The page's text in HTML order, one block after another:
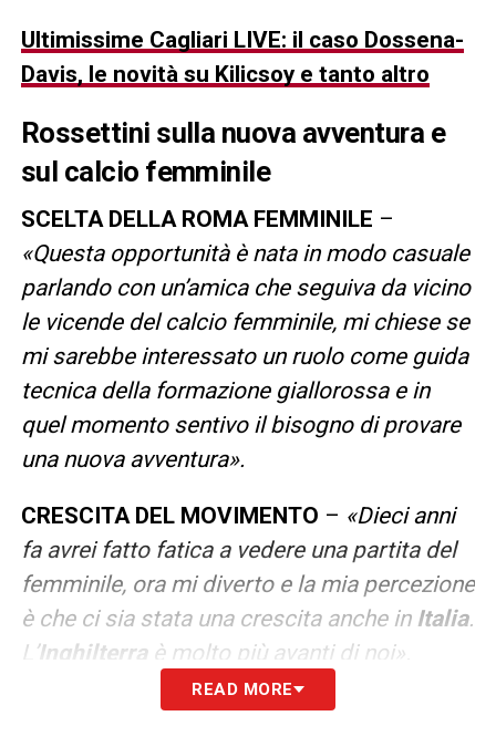
Ultimissime Cagliari LIVE: il caso Dossena-
Davis, le novità su Kilicsoy e tanto altro
Rossettini sulla nuova avventura e
sul calcio femminile
SCELTA DELLA ROMA FEMMINILE –
«Questa opportunità è nata in modo casuale
parlando con un’amica che seguiva da vicino
le vicende del calcio femminile, mi chiese se
mi sarebbe interessato un ruolo come guida
tecnica della formazione giallorossa e in
quel momento sentivo il bisogno di provare
una nuova avventura».
CRESCITA DEL MOVIMENTO – «Dieci anni
fa avrei fatto fatica a vedere una partita del
femminile, ora mi diverto e la mia percezione
è che ci sia stata una crescita anche in Italia.
L’ Inghilterraè molto più avanti di noi».
Le parole dell’ex calciatore rossoblù
READ MORE